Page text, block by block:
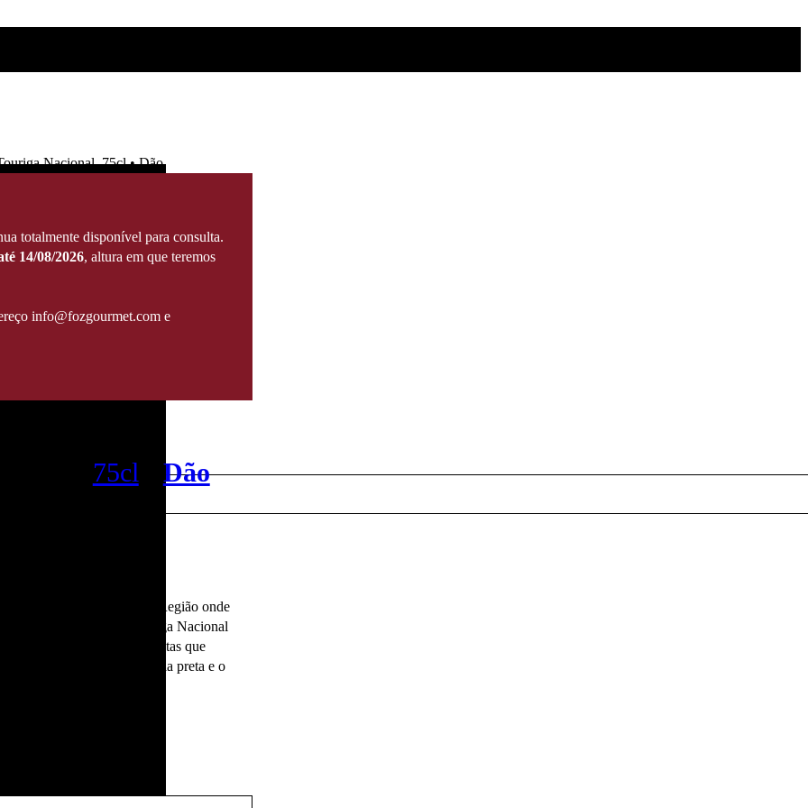
Nacional, 75cl • Dão
totalmente disponível para consulta.
14/08/2026, altura em que teremos
info@fozgourmet.com e
75cl Dão
com origem na Região onde
Taboadella Reserva Touriga Nacional
que permite detetar as violetas que
notas de altitude, a especiaria preta e o